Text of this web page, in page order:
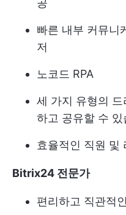
공
빠른 내부 커뮤니
저
노코드 RPA
세 가지 유형의
하고 공유할 수 있
효율적인 직원 및
Bitrix24 전문가
편리하고 직관적